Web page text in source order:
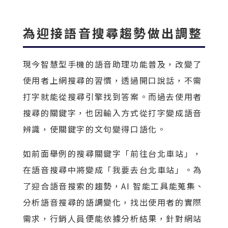
為迎接語音搜尋趨勢做出調整
現今智慧型手機的語音助理功能普及，改變了
使用者上網搜尋的習慣，透過開口說話，不需
打字就能從搜尋引擎找到答案。而過去使用者
搜尋的關鍵字，也因輸入方式從打字變成語音
辨識，使關鍵字的文句變得口語化。
如前面舉例的搜尋關鍵字「前往台北車站」，
在語音搜尋中將變成「我要去台北車站」。為
了迎合語音搜索的趨勢，AI 智能工具能蒐集、
分析語音搜尋的語調變化，找出使用者的實際
需求，行銷人員便能依據分析結果，針對網站